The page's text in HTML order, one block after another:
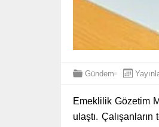
Gündem
Emeklilik Gözetim
ulaştı.